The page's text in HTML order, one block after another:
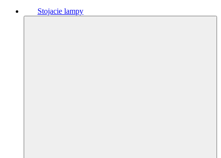
Stojacie lampy